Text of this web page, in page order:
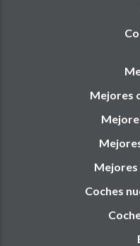
Mejores
Mejores
Coches